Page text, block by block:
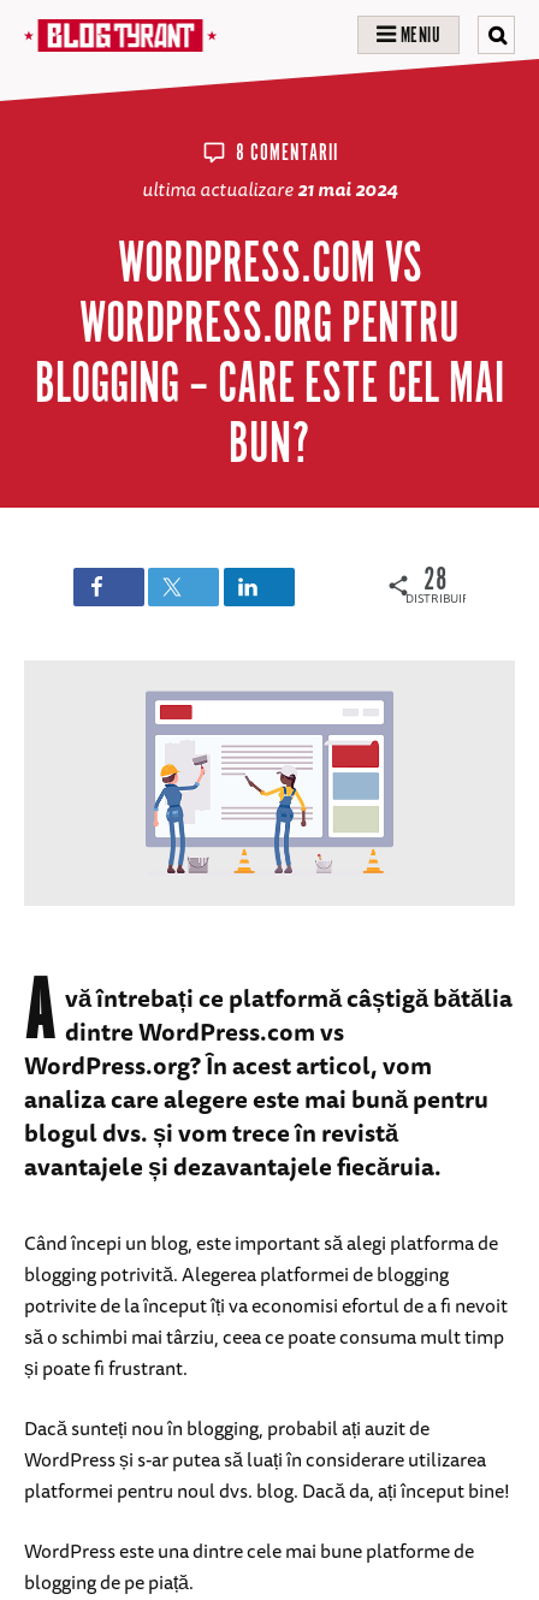
MENIU
8 COMENTARII
ultima actualizare21 mai 2024
WORDPRESS.COM VS
WORDPRESS.ORG PENTRU
BLOGGING – CARE ESTE CEL MAI
BUN?
DISTRIBUIRI
28
A vă întrebați ce platformă câștigă bătălia
dintre WordPress.com vs
WordPress.org? În acest articol, vom
analiza care alegere este mai bună pentru
blogul dvs. și vom trece în revistă
avantajele și dezavantajele fiecăruia.
Când începi un blog, este important să alegi platforma de
blogging potrivită. Alegerea platformei de blogging
potrivite de la început îți va economisi efortul de a fi nevoit
să o schimbi mai târziu, ceea ce poate consuma mult timp
și poate fi frustrant.
Dacă sunteți nou în blogging, probabil ați auzit de
WordPress și s-ar putea să luați în considerare utilizarea
platformei pentru noul dvs. blog. Dacă da, ați început bine!
WordPress este una dintre cele mai bune platforme de
blogging de pe piață.